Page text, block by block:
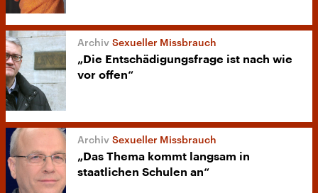
Sexueller Missbrauch
„Die Entschädigungsfrage ist nach wie
vor offen“
Sexueller Missbrauch
„Das Thema kommt langsam in
staatlichen Schulen an“